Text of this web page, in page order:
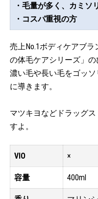
・毛量が多く、カミソ
・コスパ重視の方
売上No.1ボディケアブ
の体毛ケアシリーズ」の
濃い毛や長い毛をゴッ
に導きます。
マツキヨなどドラッグ
すよ。
VIO ×
容量 400ml